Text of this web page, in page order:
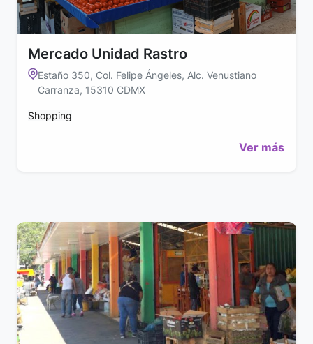
Mercado Unidad Rastro
Estaño 350, Col. Felipe Ángeles, Alc. Venustiano
Carranza, 15310 CDMX
Shopping
Ver más